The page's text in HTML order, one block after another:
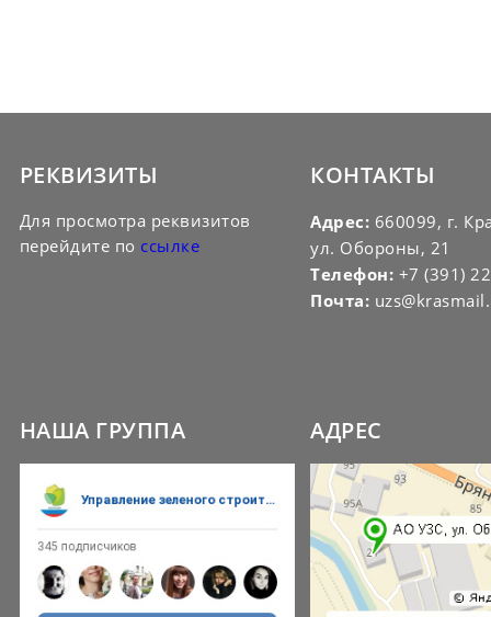
РЕКВИЗИТЫ
Для просмотра реквизитов
перейдите по ссылке
КОНТАКТЫ
Адрес: 660099, г.
ул. Обороны, 21
Телефон: +7 (391)
Почта:
НАША ГРУППА АДРЕС